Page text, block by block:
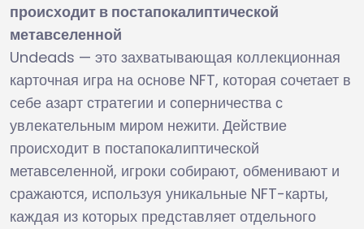
происходит в постапокалиптической
метавселенной
Undeads — это захватывающая коллекционная
карточная игра на основе NFT, которая сочетает в
себе азарт стратегии и соперничества с
увлекательным миром нежити. Действие
происходит в постапокалиптической
метавселенной, игроки собирают, обменивают и
сражаются, используя уникальные NFT-карты,
каждая из которых представляет отдельного